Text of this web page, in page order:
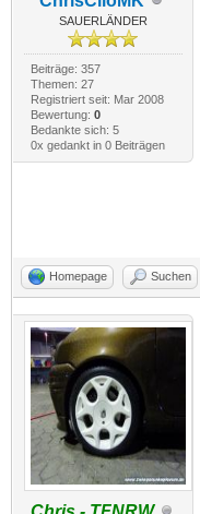
SAUERLÄNDER
Beiträge: 357
Themen: 27
Registriert seit: Mar 2008
Bewertung: 0
Bedankte sich: 5
0x gedankt in 0 Beiträgen
Homepage Suchen